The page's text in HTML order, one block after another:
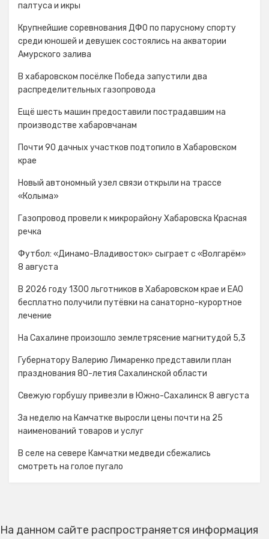
палтуса и икры
Крупнейшие соревнования ДФО по парусному спорту
среди юношей и девушек состоялись на акватории
Амурского залива
В хабаровском посёлке Победа запустили два
распределительных газопровода
Ещё шесть машин предоставили пострадавшим на
производстве хабаровчанам
Почти 90 дачных участков подтопило в Хабаровском
крае
Новый автономный узел связи открыли на трассе
«Колыма»
Газопровод провели к микрорайону Хабаровска Красная
речка
Футбол: «Динамо-Владивосток» сыграет с «Волгарём»
8 августа
В 2026 году 1300 льготников в Хабаровском крае и ЕАО
бесплатно получили путёвки на санаторно-курортное
лечение
На Сахалине произошло землетрясение магнитудой 5,3
Губернатору Валерию Лимаренко представили план
празднования 80-летия Сахалинской области
Свежую горбушу привезли в Южно-Сахалинск 8 августа
За неделю на Камчатке выросли цены почти на 25
наименований товаров и услуг
В селе на севере Камчатки медведи сбежались
смотреть на голое пугало
На данном сайте распространяется информация